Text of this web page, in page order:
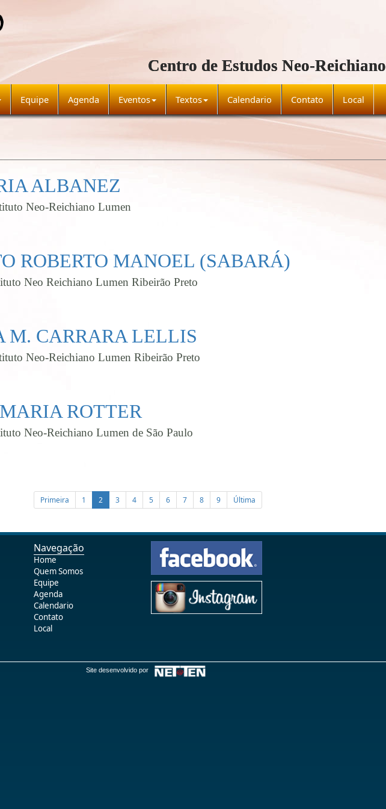
Centro de Estudos Neo-Reichiano
Equipe Agenda Eventos Textos Calendario Contato Local
ALBANEZ
Neo-Reichiano Lumen
ROBERTO MANOEL (SABARÁ)
Neo Reichiano Lumen Ribeirão Preto
M. CARRARA LELLIS
Neo-Reichiano Lumen Ribeirão Preto
ROTTER
Neo-Reichiano Lumen de São Paulo
Primeira 1 2 3 4 5 6 7 8 9 Última
Navegação
Home
Quem Somos
Equipe
Agenda
Calendario
Contato
Local
Site desenvolvido por